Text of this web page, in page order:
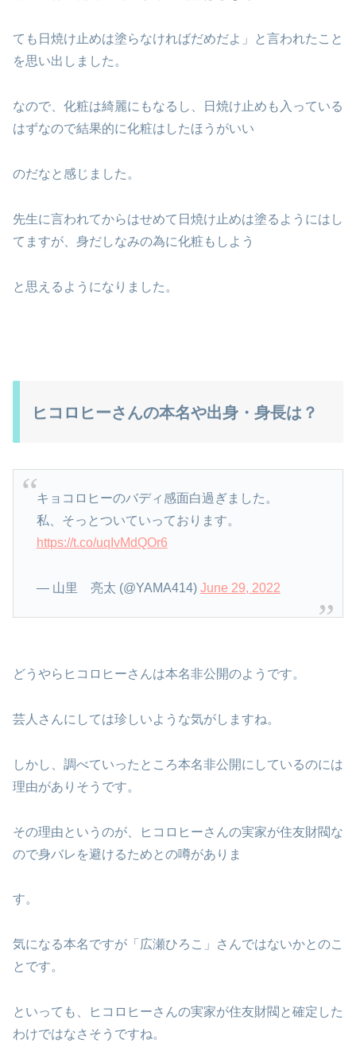
ても日焼け止めは塗らなければだめだよ」と言われたこと
を思い出しました。
なので、化粧は綺麗にもなるし、日焼け止めも入っている
はずなので結果的に化粧はしたほうがいい
のだなと感じました。
先生に言われてからはせめて日焼け止めは塗るようにはし
てますが、身だしなみの為に化粧もしよう
と思えるようになりました。
ヒコロヒーさんの本名や出身・身長は？
キョコロヒーのバディ感面白過ぎました。
私、そっとついていっております。
https://t.co/uqIvMdQOr6
— 山里 亮太 (@YAMA414) June 29, 2022
どうやらヒコロヒーさんは本名非公開のようです。
芸人さんにしては珍しいような気がしますね。
しかし、調べていったところ本名非公開にしているのには
理由がありそうです。
その理由というのが、ヒコロヒーさんの実家が住友財閥な
ので身バレを避けるためとの噂がありま
す。
気になる本名ですが「広瀬ひろこ」さんではないかとのこ
とです。
といっても、ヒコロヒーさんの実家が住友財閥と確定した
わけではなさそうですね。